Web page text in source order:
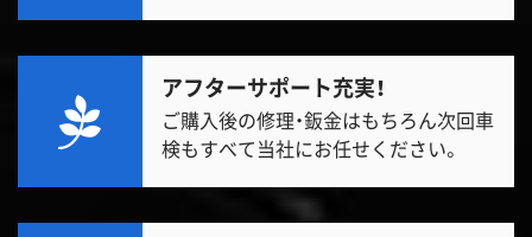
アフターサポート充実！
ご購入後の修理・鈑金はもちろん次回車
検もすべて当社にお任せください。